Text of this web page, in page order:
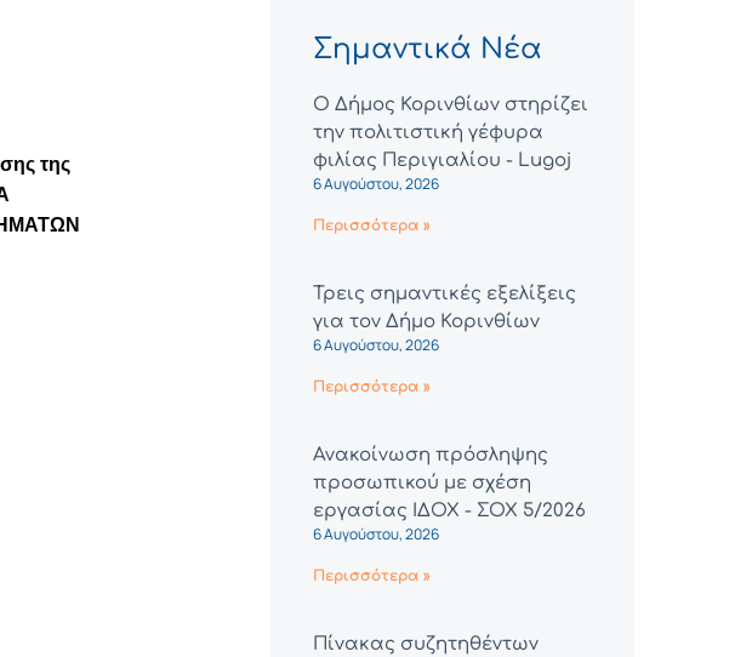
της
Σημαντικά Νέα
Ο Δήμος Κορινθίων στηρίζει
την πολιτιστική γέφυρα
φιλίας Περιγιαλίου - Lugoj
6 Αυγούστου, 2026
Περισσότερα »
Τρεις σημαντικές εξελίξεις
για τον Δήμο Κορινθίων
6 Αυγούστου, 2026
Περισσότερα »
Ανακοίνωση πρόσληψης
προσωπικού με σχέση
εργασίας ΙΔΟΧ - ΣΟΧ 5/2026
6 Αυγούστου, 2026
Περισσότερα »
Πίνακας συζητηθέντων